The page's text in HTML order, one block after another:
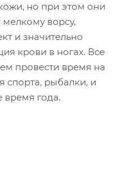
но при этом они
ворсу,
и значительно
крови в ногах. Все
провести время на
спорта, рыбалки, и
время года.